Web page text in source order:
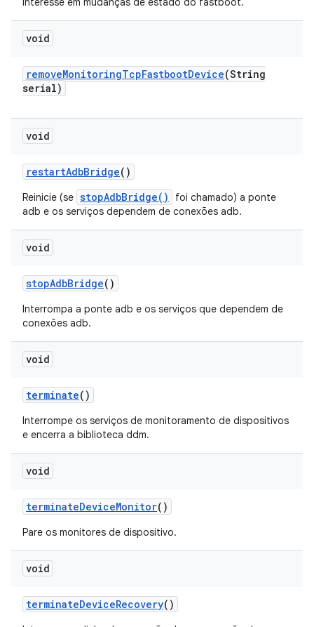
void
removeMonitoringTcpFastbootDevice(String
serial)
void
restartAdbBridge()
Reinicie (se stopAdbBridge()
foi chamado) a ponte
adb e os serviços dependem de conexões adb.
void
stopAdbBridge()
Interrompa a ponte adb e os serviços que dependem de
conexões adb.
void
terminate()
Interrompe os serviços de monitoramento de dispositivos
e encerra a biblioteca ddm.
void
terminateDeviceMonitor()
Pare os monitores de dispositivo.
void
terminateDeviceRecovery()